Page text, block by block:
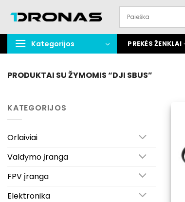
turinį
Kategorijos PREKĖS ŽENKLAI
PRODUKTAI SU ŽYMOMIS “DJI SBUS”
KATEGORIJOS
Orlaiviai
Valdymo įranga
FPV įranga
Elektronika